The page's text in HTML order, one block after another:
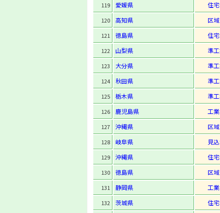
119 愛媛県 住
120 高知県 区
121 徳島県 住
122 山梨県 準
123 大分県 準
124 秋田県 準
125 栃木県 準
126 鹿児島県 工
127 沖縄県 区
128 岐阜県 見
129 沖縄県 住
130 徳島県 区
131 静岡県 工
132 茨城県 住